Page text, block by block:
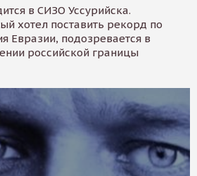
в СИЗО Уссурийска.
хотел поставить рекорд по
Евразии, подозревается в
российской границы